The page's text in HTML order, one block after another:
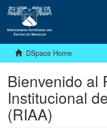
DSpace Home
Bienvenido al
Institucional
(RIAA)